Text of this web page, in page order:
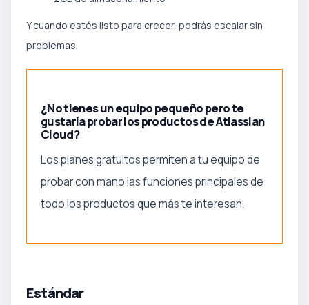
Y cuando estés listo para crecer, podrás escalar sin
problemas.
¿No tienes un equipo pequeño pero te
gustaría probar los productos de Atlassian
Cloud?
Los planes gratuitos permiten a tu equipo de
probar con mano las funciones principales de
todo los productos que más te interesan.
Estándar